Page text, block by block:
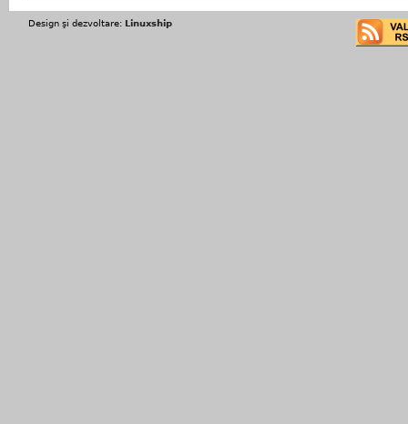
Design şi dezvoltare: Linuxship